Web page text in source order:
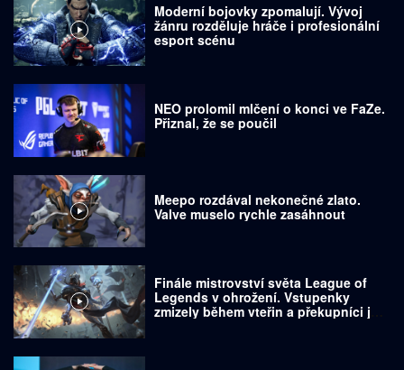
Moderní bojovky zpomalují. Vývoj
žánru rozděluje hráče i profesionální
esport scénu
NEO prolomil mlčení o konci ve FaZe.
Přiznal, že se poučil
Meepo rozdával nekonečné zlato.
Valve muselo rychle zasáhnout
Finále mistrovství světa League of
Legends v ohrožení. Vstupenky
zmizely během vteřin a překupníci je